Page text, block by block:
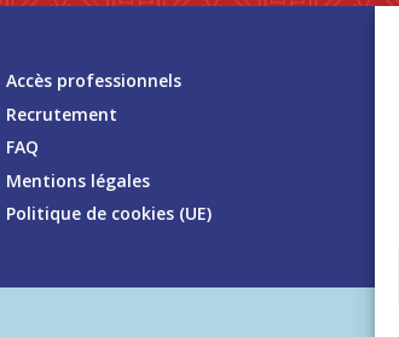
Accès professionnels
Recrutement
FAQ
Mentions légales
Politique de cookies (UE)